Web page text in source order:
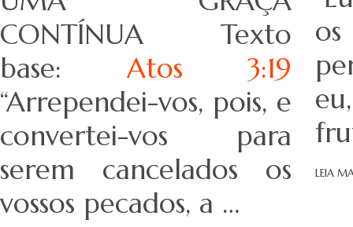
CONTÍNUA Texto
base:Atos 3:19
“Arrependei-vos, pois, e
convertei-vos para
serem cancelados os
vossos pecados, a …
LEIA